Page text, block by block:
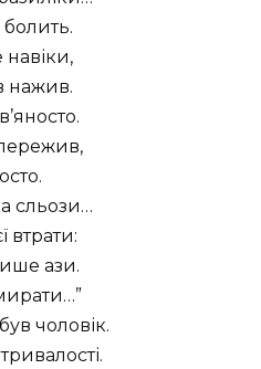
навіки,
нажив.
сльози…
втрати:
ази.
чоловік.